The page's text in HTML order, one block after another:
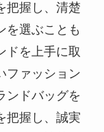
把握し、清楚
を選ぶことも
ドを上手に取
ファッション
ンドバッグを
把握し、誠実